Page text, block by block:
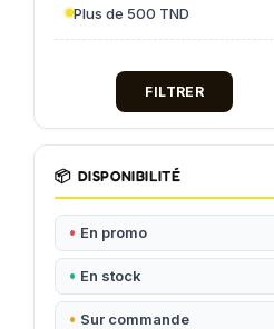
Plus de 500 TND
FILTRER
📦 DISPONIBILITÉ
En promo
En stock
Sur commande